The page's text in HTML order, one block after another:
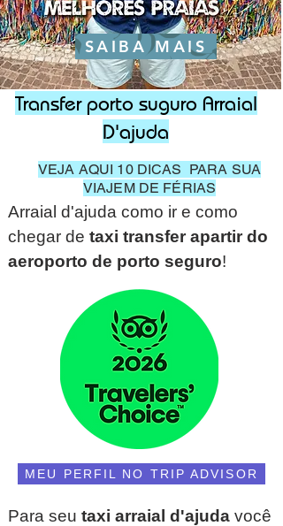
SAIBA MAIS
Transfer porto suguro Arraial
D'ajuda
VEJA AQUI 10 DICAS PARA SUA
VIAJEM DE FÉRIAS
MEU PERFIL NO TRIP ADVISOR
Arraial d'ajuda como ir e como
chegar de taxi transfer apartir do
aeroporto de porto seguro!
Para seu taxi arraial d'ajuda você